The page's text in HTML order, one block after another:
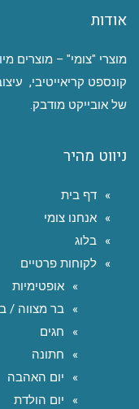
אודות
מוצרי "צומי" – מוצרים
קונספט קריאייטיבי,
של אובייקט מודבק.
ניווט מהיר
דף בית
אנחנו צומי
בלוג
לקוחות פרטיים
אופטימיות
בר מצווה /
חגים
חתונה
יום האהבה
יום הולדת